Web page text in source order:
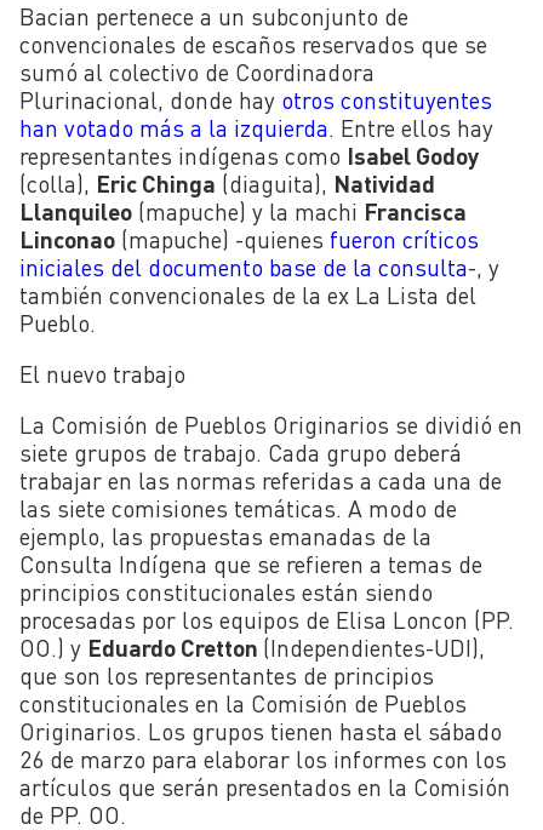
Bacian pertenece a un subconjunto de
convencionales de escaños reservados que se
sumó al colectivo de Coordinadora
Plurinacional, donde hay otros constituyentes
han votado más a la izquierda . Entre ellos hay
representantes indígenas como Isabel Godoy
(colla), Eric Chinga (diaguita), Natividad
Llanquileo (mapuche) y la machi Francisca
Linconao (mapuche) -quienes fueron críticos
iniciales del documento base de la consulta-, y
también convencionales de la ex La Lista del
Pueblo.
El nuevo trabajo
La Comisión de Pueblos Originarios se dividió en
siete grupos de trabajo. Cada grupo deberá
trabajar en las normas referidas a cada una de
las siete comisiones temáticas. A modo de
ejemplo, las propuestas emanadas de la
Consulta Indígena que se refieren a temas de
principios constitucionales están siendo
procesadas por los equipos de Elisa Loncon (PP.
OO.) y Eduardo Cretton (Independientes-UDI),
que son los representantes de principios
constitucionales en la Comisión de Pueblos
Originarios. Los grupos tienen hasta el sábado
26 de marzo para elaborar los informes con los
artículos que serán presentados en la Comisión
de PP. OO.